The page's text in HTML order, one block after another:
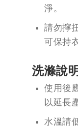
淨。
請勿擰
可保持
洗滌說
使用後
以延長
水溫請